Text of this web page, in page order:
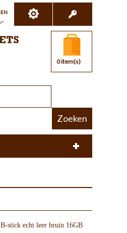
0 item(s)
Zoeken
stick echt leer bruin 16GB